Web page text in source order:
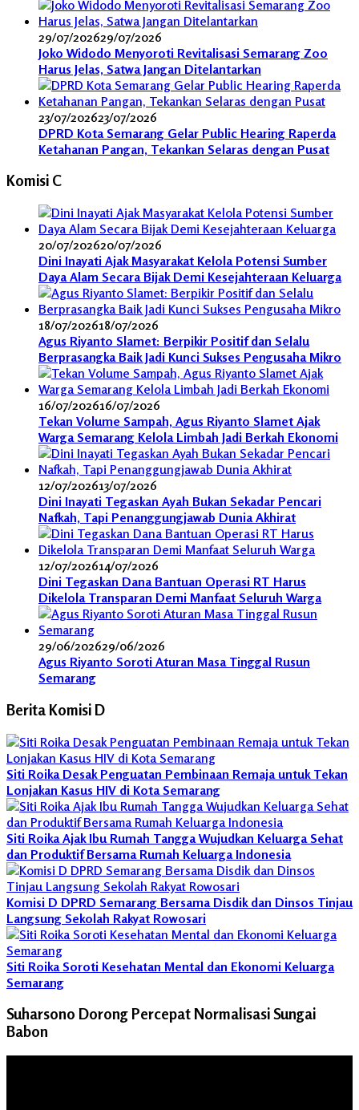
29/07/202629/07/2026
Joko Widodo Menyoroti Revitalisasi Semarang Zoo
Harus Jelas, Satwa Jangan Ditelantarkan
23/07/202623/07/2026
DPRD Kota Semarang Gelar Public Hearing Raperda
Ketahanan Pangan, Tekankan Selaras dengan Pusat
Komisi C
20/07/202620/07/2026
Dini Inayati Ajak Masyarakat Kelola Potensi Sumber
Daya Alam Secara Bijak Demi Kesejahteraan Keluarga
18/07/202618/07/2026
Agus Riyanto Slamet: Berpikir Positif dan Selalu
Berprasangka Baik Jadi Kunci Sukses Pengusaha Mikro
16/07/202616/07/2026
Tekan Volume Sampah, Agus Riyanto Slamet Ajak
Warga Semarang Kelola Limbah Jadi Berkah Ekonomi
12/07/202613/07/2026
Dini Inayati Tegaskan Ayah Bukan Sekadar Pencari
Nafkah, Tapi Penanggungjawab Dunia Akhirat
12/07/202614/07/2026
Dini Tegaskan Dana Bantuan Operasi RT Harus
Dikelola Transparan Demi Manfaat Seluruh Warga
29/06/202629/06/2026
Agus Riyanto Soroti Aturan Masa Tinggal Rusun
Semarang
Berita Komisi D
Siti Roika Desak Penguatan Pembinaan Remaja untuk Tekan
Lonjakan Kasus HIV di Kota Semarang
Siti Roika Ajak Ibu Rumah Tangga Wujudkan Keluarga Sehat
dan Produktif Bersama Rumah Keluarga Indonesia
Komisi D DPRD Semarang Bersama Disdik dan Dinsos Tinjau
Langsung Sekolah Rakyat Rowosari
Siti Roika Soroti Kesehatan Mental dan Ekonomi Keluarga
Semarang
Suharsono Dorong Percepat Normalisasi Sungai
Babon